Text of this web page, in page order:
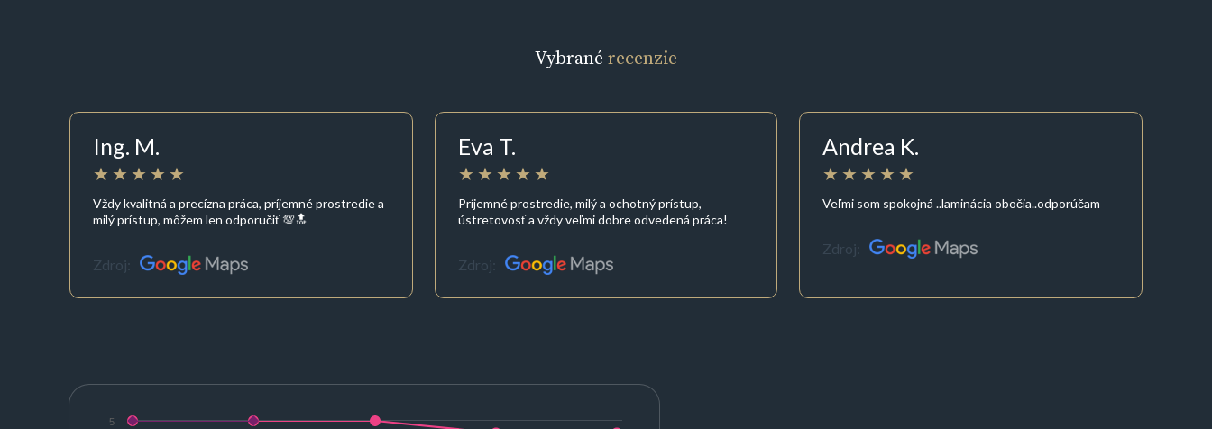
Vybrané recenzie
Ing. M.
Vždy kvalitná a precízna práca, príjemné prostredie a
milý prístup, môžem len odporučiť 💯🔝
Zdroj:
Eva T.
Príjemné prostredie, milý a ochotný prístup,
ústretovosť a vždy veľmi dobre odvedená práca!
Zdroj:
Andrea K.
Veľmi som spokojná ..laminácia obočia..odporúčam
Zdroj:
5